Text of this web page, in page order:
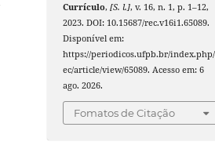
Currículo,[S. l.], v. 16, n. 1, p. 1–12,
2023. DOI: 10.15687/rec.v16i1.65089.
Disponível em:
https://periodicos.ufpb.br/
ec/article/view/65089. Acesso em: 6
ago. 2026.
Fomatos de Citação